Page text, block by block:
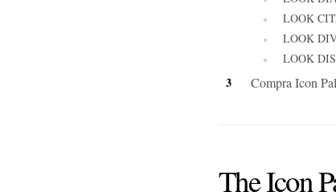
LOOK
LOOK
LOOK
Compra Icon
The Icon